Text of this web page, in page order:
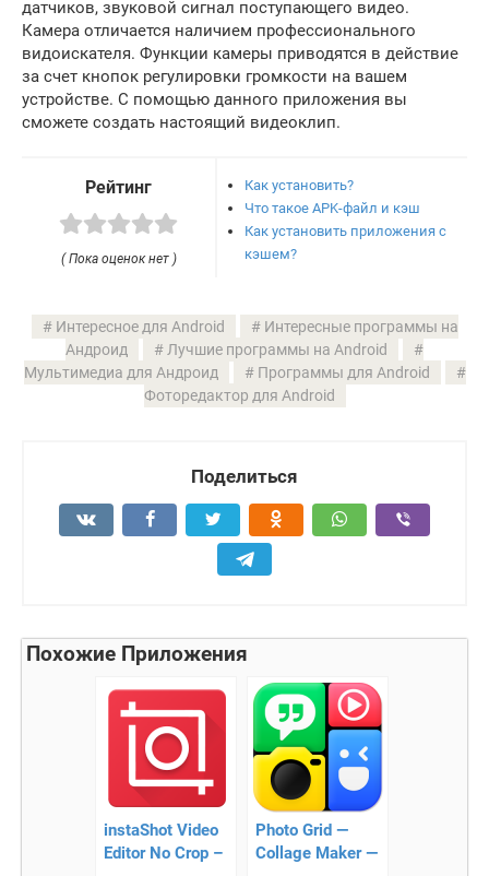
датчиков, звуковой сигнал поступающего видео.
Камера отличается наличием профессионального
видоискателя. Функции камеры приводятся в действие
за счет кнопок регулировки громкости на вашем
устройстве. С помощью данного приложения вы
сможете создать настоящий видеоклип.
Рейтинг
( Пока оценок нет )
Как установить?
Что такое APK-файл и кэш
Как установить приложения с
кэшем?
Интересное для Android
Интересные программы на
Андроид
Лучшие программы на Android
Мультимедиа для Андроид
Программы для Android
Фоторедактор для Android
Поделиться
Похожие Приложения
instaShot Video
Editor No Crop –
Photo Grid —
Collage Maker —